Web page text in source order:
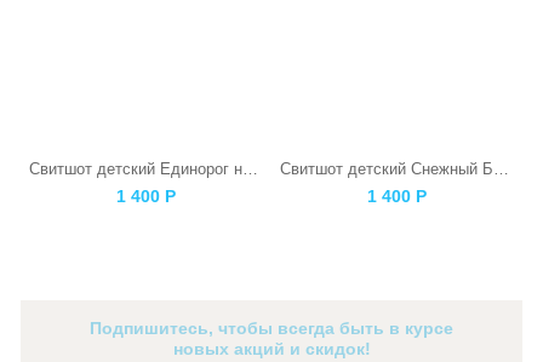
1 400 Р 1 400 Р
Подпишитесь, чтобы всегда быть в курсе
новых акций и скидок!